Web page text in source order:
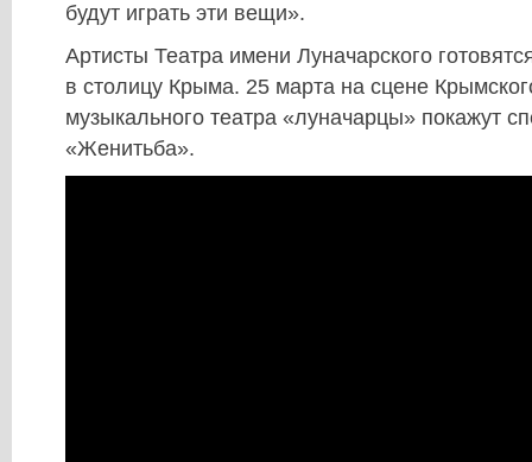
будут играть эти вещи».
Артисты Театра имени Луначарского
в столицу Крыма. 25 марта на сцене
музыкального театра «луначарцы» покажут
«Женитьба».